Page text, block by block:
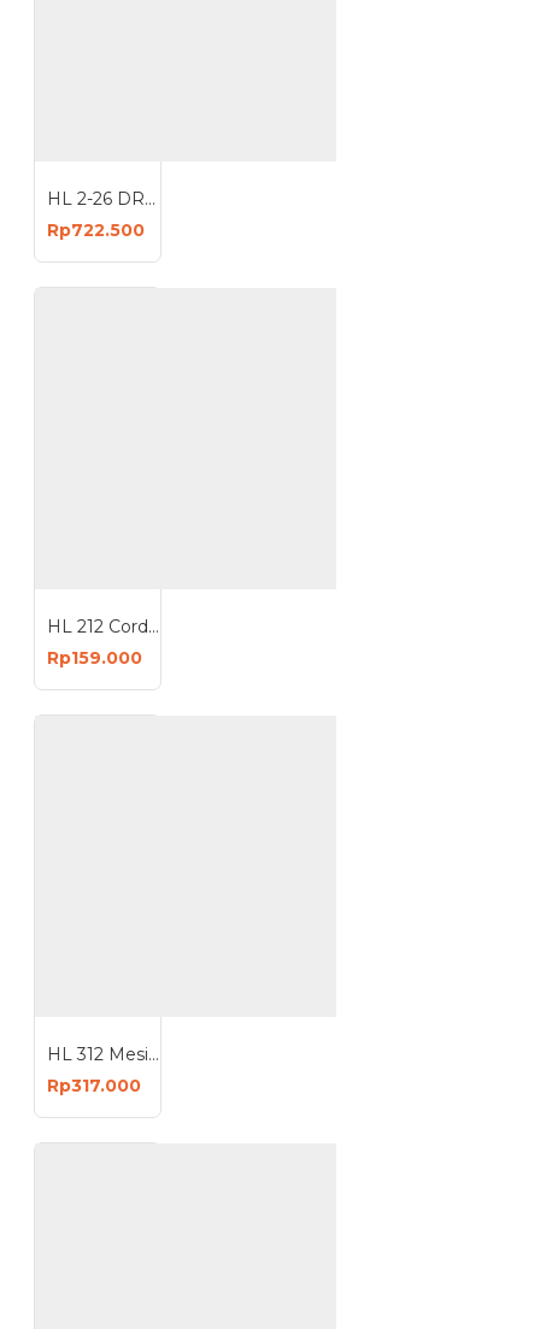
HL 2-26 DRE Mesin Bor Bobok Rotary Hammer 800 Watt
Rp722.500
HL 212 Cordless Screwdriver 28 in 1 Mesin Bor Obeng Mini Tanpa Kabel
Rp159.000
HL 312 Mesin Bor Baterai Set Cordless Drill Boxset 2 Baterai 12V
Rp317.000